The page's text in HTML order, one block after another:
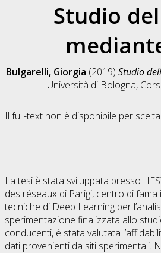
Studio
Bulgarelli, Giorgia (2019) Studio
Università di Bologna,
Il full-text non è disponibile per
La tesi è stata sviluppata presso
des réseaux di Parigi, centro di
tecniche di Deep Learning per
sperimentazione finalizzata allo
conducenti, è stata valutata
dati provenienti da siti sperimentali.